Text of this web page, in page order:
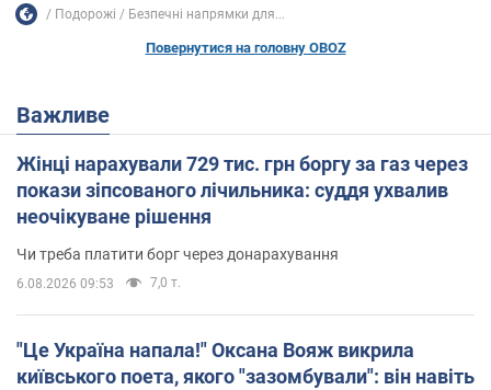
Подорожі Безпечні напрямки для...
Повернутися на головну OBOZ
Важливе
Жінці нарахували 729 тис. грн боргу за газ через
покази зіпсованого лічильника: суддя ухвалив
неочікуване рішення
Чи треба платити борг через донарахування
6.08.2026 09:53 7,0 т.
"Це Україна напала!" Оксана Вояж викрила
київського поета, якого "зазомбували": він навіть